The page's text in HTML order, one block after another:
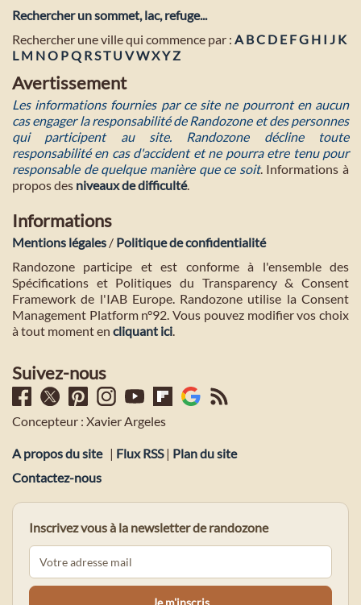
Rechercher un sommet, lac, refuge...
Rechercher une ville qui commence par : A BC D E FG H I J K
L M NO PQ RST U VWXYZ
Avertissement
Les informations fournies par ce site ne pourront en aucun
cas engager la responsabilité de Randozone et des personnes
qui participent au site. Randozone décline toute
responsabilité en cas d'accident et ne pourra etre tenu pour
responsable de quelque manière que ce soit. Informations à
propos des niveaux de difficulté.
Informations
Mentions légales / Politique de confidentialité
Randozone participe et est conforme à l'ensemble des
Spécifications et Politiques du Transparency & Consent
Framework de l'IAB Europe. Randozone utilise la Consent
Management Platform n°92. Vous pouvez modifier vos choix
à tout moment en cliquant ici.
Suivez-nous
Concepteur : Xavier Argeles
A propos du site | Flux RSS| Plan du site
Contactez-nous
Inscrivez vous à la newsletter de randozone